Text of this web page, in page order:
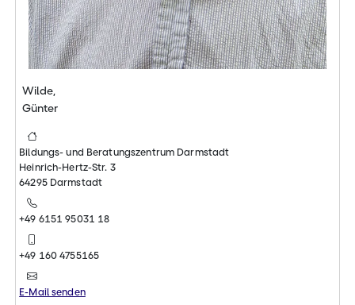
Wilde,
Günter
Bildungs- und Beratungszentrum Darmstadt
Heinrich-Hertz-Str. 3
64295 Darmstadt
+49 6151 95031 18
+49 160 4755165
E-Mail senden